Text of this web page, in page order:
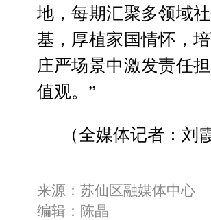
地，每期汇聚多领域
基，厚植家国情怀，
庄严场景中激发责任
值观。”
（全媒体记者：刘
来源：苏仙区融媒体中心
编辑：陈晶